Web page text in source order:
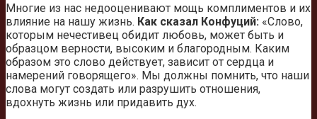
Многие из нас недооценивают мощь комплиментов и их
влияние на нашу жизнь. Как сказал Конфуций: «Слово,
которым нечестивец обидит любовь, может быть и
образцом верности, высоким и благородным. Каким
образом это слово действует, зависит от сердца и
намерений говорящего». Мы должны помнить, что наши
слова могут создать или разрушить отношения,
вдохнуть жизнь или придавить дух.